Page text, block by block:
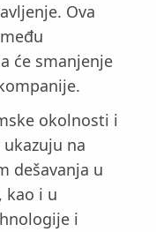
Ova
će smanjenje
okolnosti i
na
dešavanja u
kao i u
i